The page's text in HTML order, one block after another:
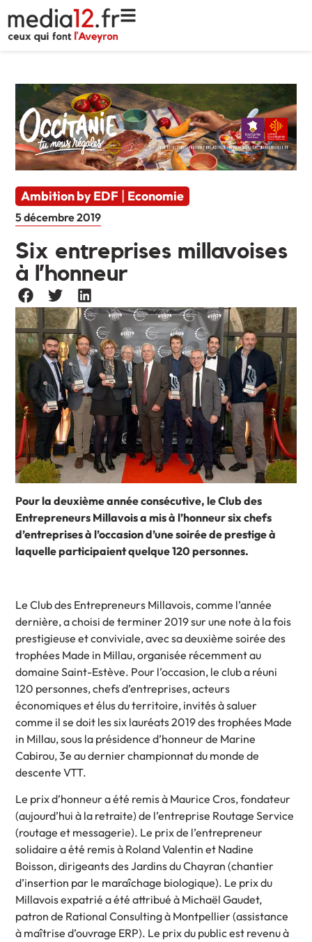
Ambition by EDF Economie
5 décembre 2019
Six entreprises millavoises
à l’honneur
Pour la deuxième année consécutive, le Club des
Entrepreneurs Millavois a mis à l’honneur six chefs
d’entreprises à l’occasion d’une soirée de prestige à
laquelle participaient quelque 120 personnes.
Le Club des Entrepreneurs Millavois, comme l’année
dernière, a choisi de terminer 2019 sur une note à la fois
prestigieuse et conviviale, avec sa deuxième soirée des
trophées Made in Millau, organisée récemment au
domaine Saint-Estève. Pour l’occasion, le club a réuni
120 personnes, chefs d’entreprises, acteurs
économiques et élus du territoire, invités à saluer
comme il se doit les six lauréats 2019 des trophées Made
in Millau, sous la présidence d’honneur de Marine
Cabirou, 3e au dernier championnat du monde de
descente VTT.
Le prix d’honneur a été remis à Maurice Cros, fondateur
(aujourd’hui à la retraite) de l’entreprise Routage Service
(routage et messagerie). Le prix de l’entrepreneur
solidaire a été remis à Roland Valentin et Nadine
Boisson, dirigeants des Jardins du Chayran (chantier
d’insertion par le maraîchage biologique). Le prix du
Millavois expatrié a été attribué à Michaël Gaudet,
patron de Rational Consulting à Montpellier (assistance
à maîtrise d’ouvrage ERP). Le prix du public est revenu à